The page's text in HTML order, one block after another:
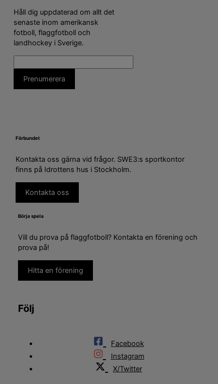
Håll dig uppdaterad om allt det
senaste inom amerikansk
fotboll, flaggfotboll och
landhockey i Sverige.
Förbundet
Kontakta oss gärna vid frågor. SWE3:s sportkontor
finns på Idrottens hus i Stockholm.
Kontakta oss
Börja spela
Vill du prova på flaggfotboll? Kontakta en förening och
prova på!
Hitta en förening
Följ
Facebook
Instagram
X/Twitter